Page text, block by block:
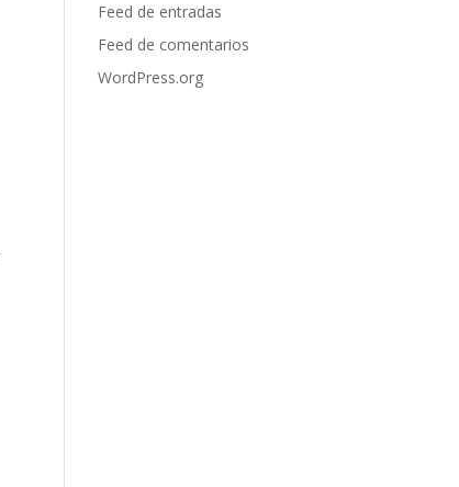
Feed de entradas
Feed de comentarios
WordPress.org